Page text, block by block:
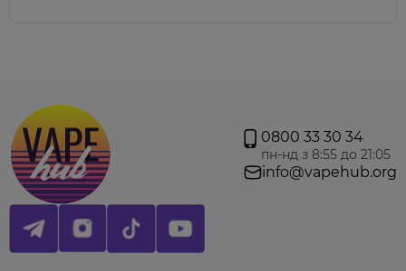
Банан Лід– банан з прохолодою.
0800 33 30 34
пн-нд з 8:55 до 21:05
info@vapehub.org